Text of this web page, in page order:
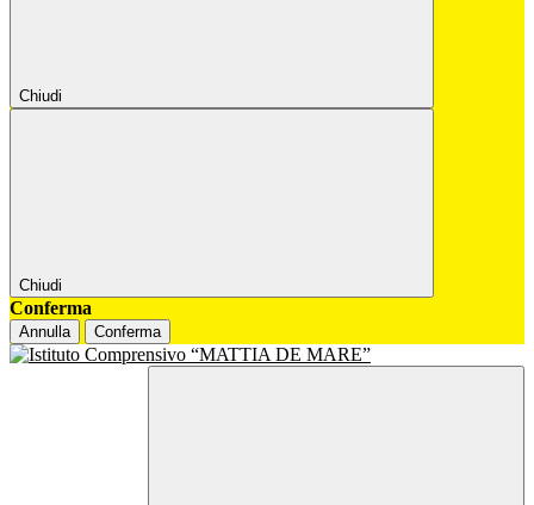
Chiudi
Chiudi
Conferma
Annulla Conferma